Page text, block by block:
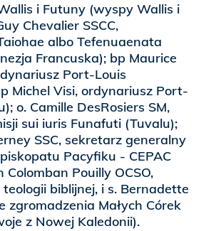
i Futuny (wyspy Wallis i
Chevalier SSCC,
albo Tefenuaenata
Francuska); bp Maurice
Port-Louis
Michel Visi, ordynariusz Port-
o. Camille DesRosiers SM,
sui iuris Funafuti (Tuvalu);
SSC, sekretarz generalny
Pacyfiku - CEPAC
Colomban Pouilly OCSO,
biblijnej, i s. Bernadette
zgromadzenia Małych Córek
z Nowej Kaledonii).